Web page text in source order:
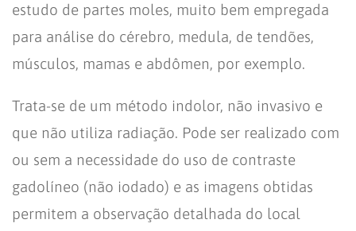
estudo de partes moles, muito bem empregada
para análise do cérebro, medula, de tendões,
músculos, mamas e abdômen, por exemplo.
Trata-se de um método indolor, não invasivo e
que não utiliza radiação. Pode ser realizado com
ou sem a necessidade do uso de contraste
gadolíneo (não iodado) e as imagens obtidas
permitem a observação detalhada do local